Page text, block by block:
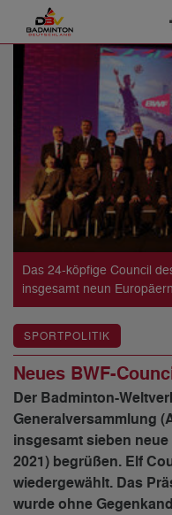
Das 24-köpfige Council
insgesamt neun
SPORTPOLITIK
Neues BWF-
Der Badminton-
Generalversammlung
insgesamt sieben
2021) begrüßen. Elf
wiedergewählt. Das
wurde ohne